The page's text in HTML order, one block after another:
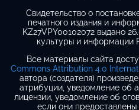
Свидетельство о
печатного издания и
KZ27VPY00102072 выдано
культуры и информации
Все материалы сайта
Commons Attribution 4.0
автора (создателя)
атрибуции, уведомление об
лицензии, уведомление об
если они